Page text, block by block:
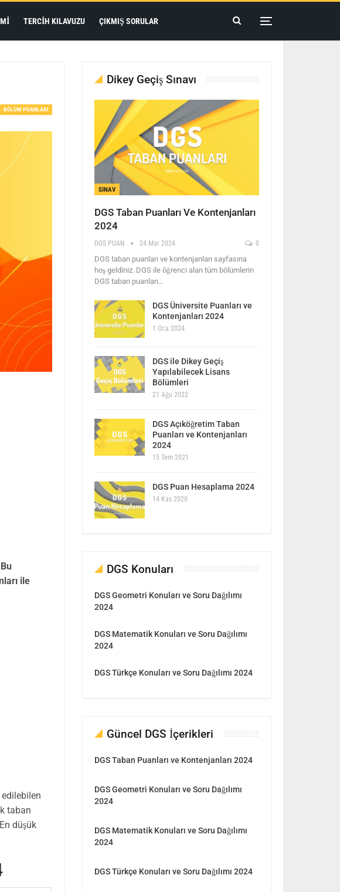
TERCIH KILAVUZU ÇIKMIŞ SORULAR
BÖLÜM PUANLARI
ile
edilebilen
taban
düşük
Dikey Geçiş Sınavı
SINAV
DGS Taban Puanları Ve Kontenjanları
2024
DGS PUAN 24 Mar 2024 0
DGS taban puanları ve kontenjanları sayfasına
hoş geldiniz. DGS ile öğrenci alan tüm bölümlerin
DGS taban puanları…
DGS Üniversite Puanları ve
Kontenjanları 2024
1 Oca 2024
DGS ile Dikey Geçiş
Yapılabilecek Lisans
Bölümleri
21 Ağu 2022
DGS Açıköğretim Taban
Puanları ve Kontenjanları
2024
15 Tem 2021
DGS Puan Hesaplama 2024
14 Kas 2020
DGS Konuları
DGS Geometri Konuları ve Soru Dağılımı
2024
DGS Matematik Konuları ve Soru Dağılımı
2024
DGS Türkçe Konuları ve Soru Dağılımı 2024
Güncel DGS İçerikleri
DGS Taban Puanları ve Kontenjanları 2024
DGS Geometri Konuları ve Soru Dağılımı
2024
DGS Matematik Konuları ve Soru Dağılımı
2024
DGS Türkçe Konuları ve Soru Dağılımı 2024